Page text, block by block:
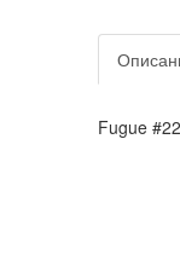
Fugue